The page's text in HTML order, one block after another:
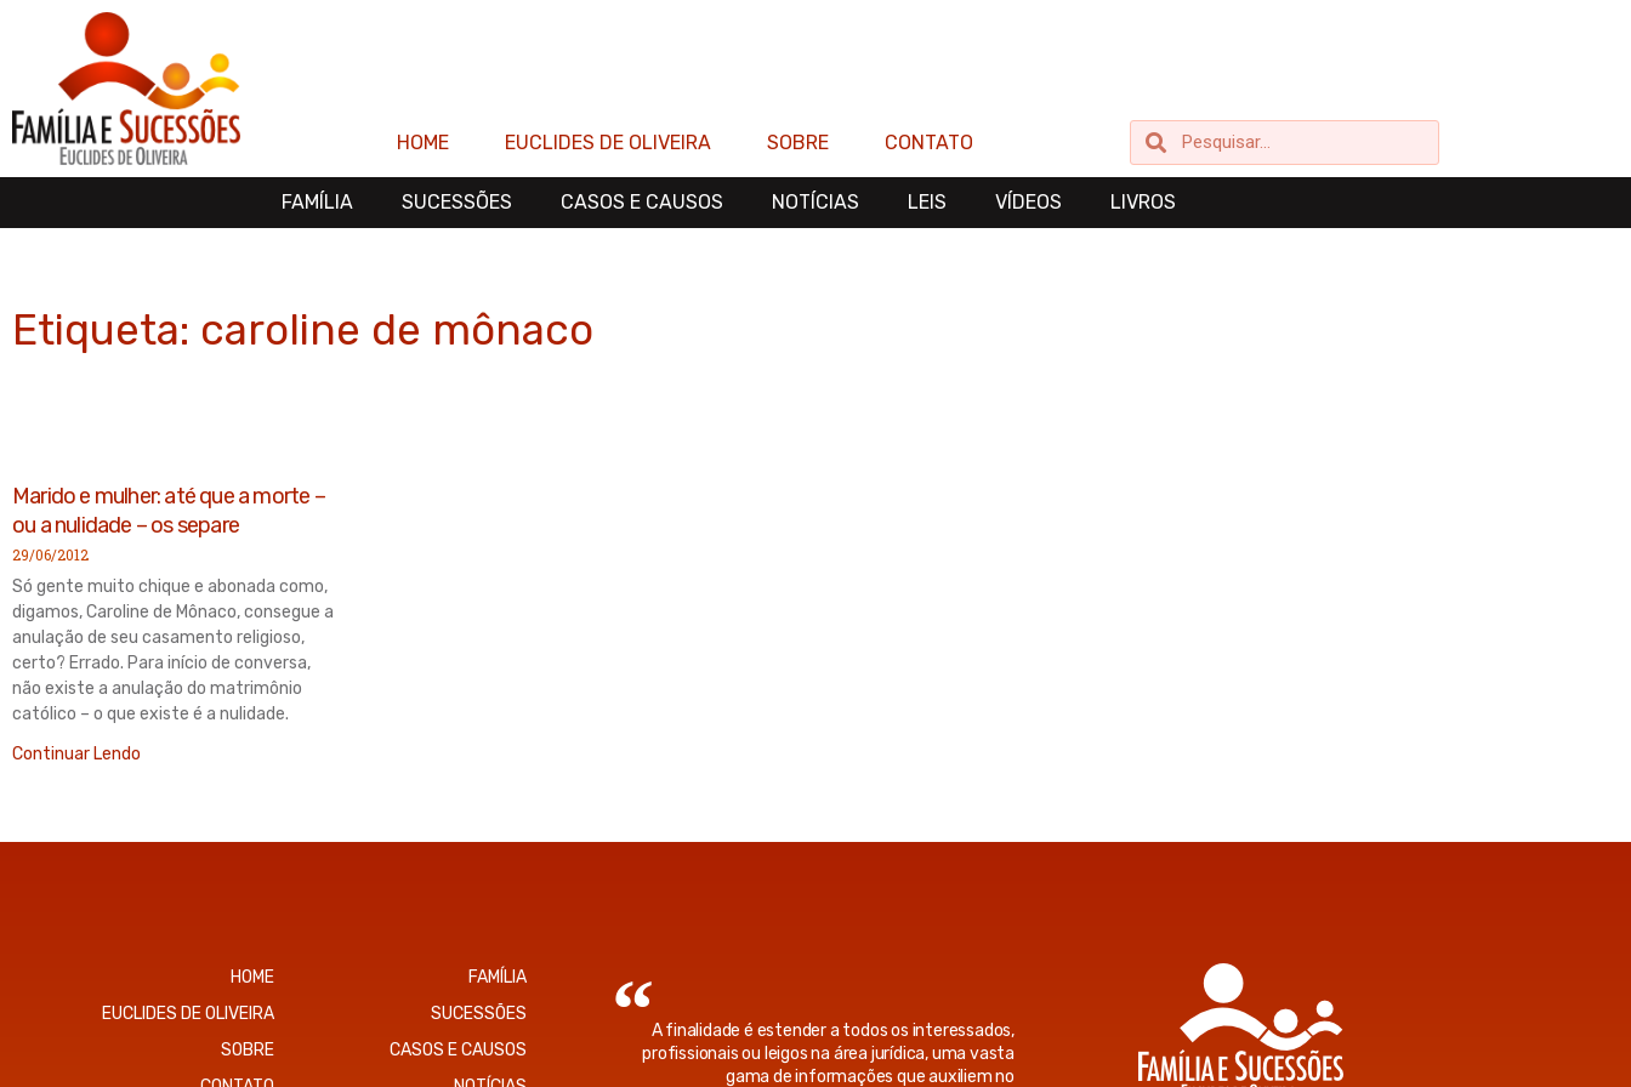
conteúdo
HOME
EUCLIDES DE OLIVEIRA SOBRE CONTATO PesquisarPesquisar
FAMÍLIA SUCESSÕES CASOS E CAUSOS NOTÍCIAS LEIS VÍDEOS LIVROS
Etiqueta: caroline de mônaco
Marido e mulher: até que a morte –
ou a nulidade – os separe
29/06/2012
Só gente muito chique e abonada como,
digamos, Caroline de Mônaco, consegue a
anulação de seu casamento religioso,
certo? Errado. Para início de conversa,
não existe a anulação do matrimônio
católico – o que existe é a nulidade.
Continuar Lendo
HOME
EUCLIDES DE OLIVEIRA
SOBRE
FAMÍLIA
SUCESSÕES
CASOS E CAUSOS
A finalidade é estender a todos os interessados,
profissionais ou leigos na área jurídica, uma vasta
gama de informações que auxiliem no